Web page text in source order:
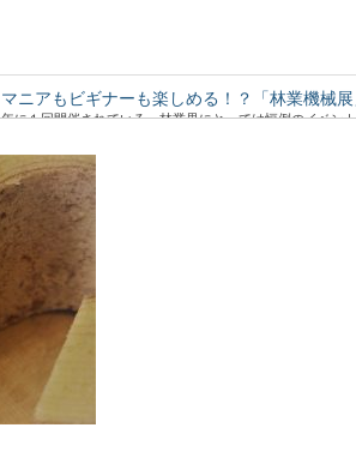
マニアもビギナーも楽しめる！？「林業機械
年に１回開催されている、林業界にとっては恒例のイベン
スギ（杉）：知っておきたい日本の木材～その
日本人なら知っておきたい日本の木材をご紹介するシリー
く植林され、最も...
針葉樹と広葉樹の違いって何？森から木材まで
木材の種類には「針葉樹」と「広葉樹」があるのはご存知
は、いったい何が違...